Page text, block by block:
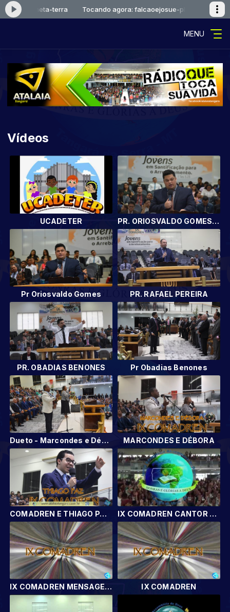
terra Tocando agora: falcaoejosue-planeta-terra
MENU
Vídeos
UCADETER PR. ORIOSVALDO GOMES (SP)
Pr Oriosvaldo Gomes PR. RAFAEL PEREIRA
PR. OBADIAS BENONES Pr Obadias Benones
Dueto - Marcondes e Débora MARCONDES E DÉBORA
COMADREN E THIAGO PAZ LOUVANDO A DEUS IX COMADREN CANTOR THIAGO PAZ
IX COMADREN MENSAGEM DO PR. SILVIO LIMEIRA IX COMADREN